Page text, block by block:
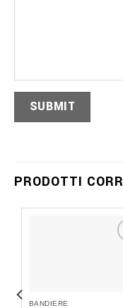
PRODOTTI
BANDIERE